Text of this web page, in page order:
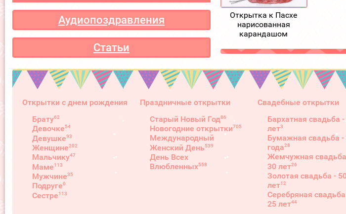
Аудиопоздравления
Статьи
Открытка к Пасхе
нарисованная
карандашом
Открытки с днем рождения
Брату62
Девочке54
Девушке93
Женщине202
Мальчику47
Маме113
Мужчине35
Подруге0
Сестре113
Праздничные открытки
Старый Новый Год86
Новогодние открытки705
Международный
Женский День539
День Всех
Влюбленных558
Свадебные открытки
Бархатная свадьба -
лет3
Бумажная свадьба -
года28
Жемчужная
30 лет26
Золотая свадьба -
лет12
Серебряная
25 лет44